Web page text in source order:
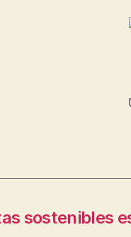
sostenibles